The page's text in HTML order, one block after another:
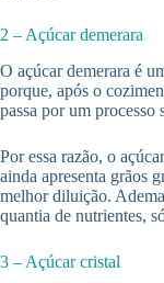
2 – Açúcar demerara
O açúcar demerara é
porque, após o
passa por um
Por essa razão, o
ainda apresenta grãos
melhor diluição.
quantia de nutrientes,
3 – Açúcar cristal